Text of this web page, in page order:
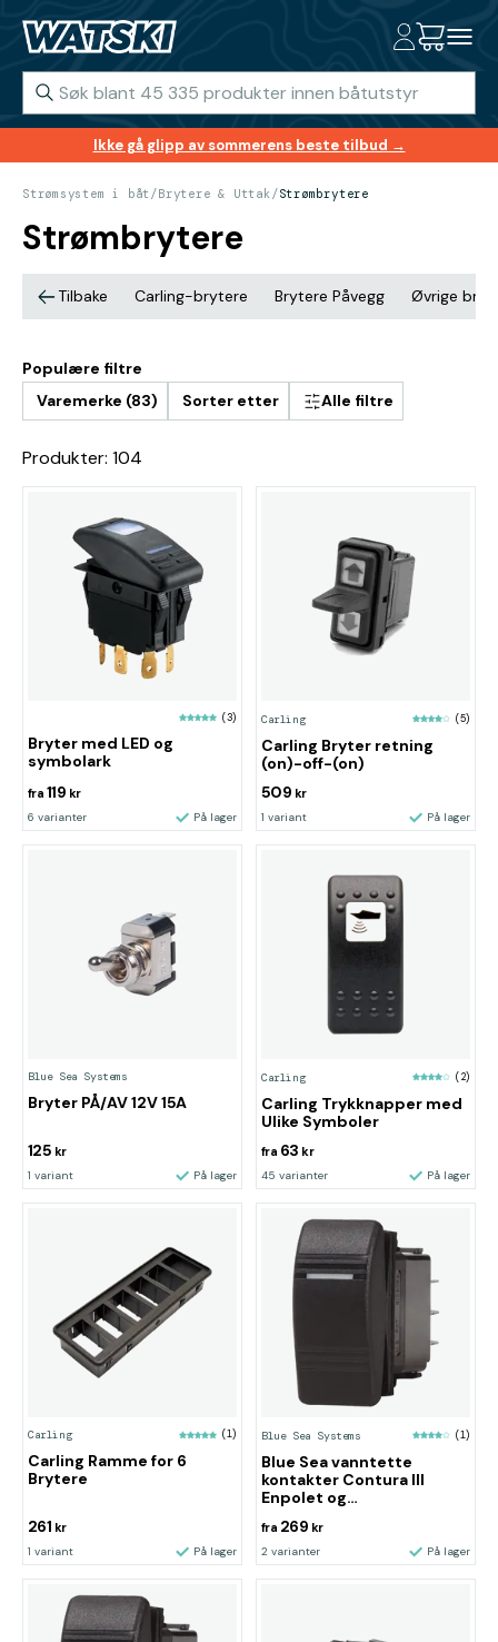
Ikke gå glipp av sommerens beste tilbud →
Strømsystem i båt /Brytere & Uttak/Strømbrytere
Strømbrytere
Tilbake Carling-brytere Brytere Påvegg Øvrige
Populære filtre
Varemerke (83)
Sorter etter Alle filtre
Produkter: 104
(3)
Bryter med LED og
symbolark
fra 119 kr
6 varianter På lager
Carling (5)
Carling Bryter retning
(on)-off-(on)
509 kr
1 variant På lager
Blue Sea Systems
Bryter PÅ/AV 12V 15A
125 kr
1 variant På lager
Carling (2)
Carling Trykknapper med
Ulike Symboler
fra 63 kr
45 varianter På lager
Carling (1)
Carling Ramme for 6
Brytere
261 kr
1 variant På lager
Blue Sea Systems (1)
Blue Sea vanntette
kontakter Contura III
Enpolet og
fra 269 kr
2 varianter På lager